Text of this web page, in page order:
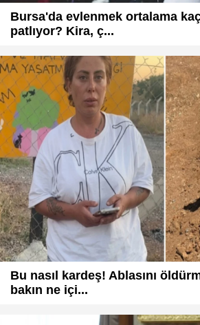
Bursa'da evlenmek ortalama
patlıyor? Kira, ç...
Bu nasıl kardeş! Ablasını
bakın ne içi...